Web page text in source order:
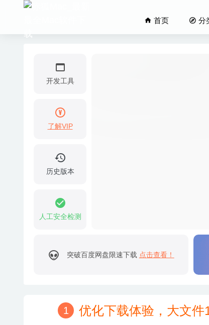
首页 分
开发工具
了解VIP
历史版本
人工安全检测
突破百度网盘限速下载 点击查看！
优化下载体验，大文